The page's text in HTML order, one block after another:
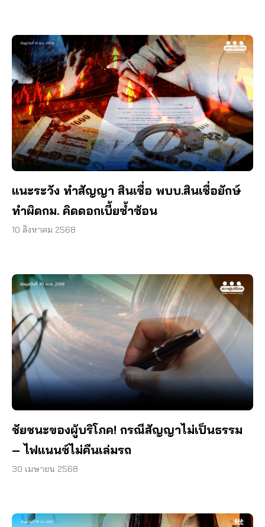
แนะระวัง ทำสัญญา สินเชื่อ พบบ.สินเชื่อยักษ์
ทำผิดกม. คิดดอกเบี้ยซ้ำซ้อน
10 สิงหาคม 2568
ชัยชนะของผู้บริโภค! กรณีสัญญาไม่เป็นธรรม
– ไฟแนนซ์ไม่คืนเล่มรถ
30 เมษายน 2568